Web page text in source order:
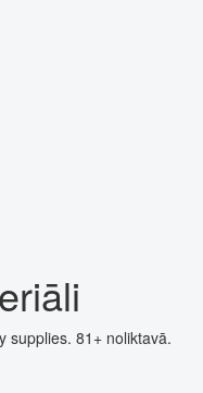
supplies. 81+ noliktavā.